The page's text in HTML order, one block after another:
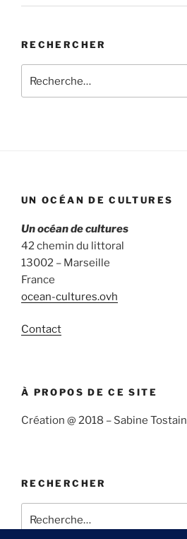
RECHERCHER
pour
UN OCÉAN DE CULTURES
Un océan de cultures
42 chemin du littoral
13002 – Marseille
France
ocean-cultures.ovh
Contact
À PROPOS DE CE SITE
Création @ 2018 – Sabine Tostain
RECHERCHER
pour